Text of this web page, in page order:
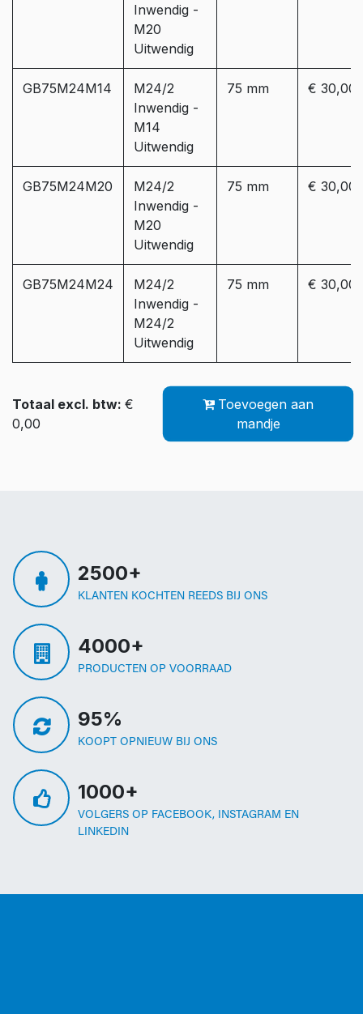
Inwendig -
M20
Uitwendig
GB75M24M14
M24/2
Inwendig -
M14
Uitwendig
75 mm € 30,00
GB75M24M20
M24/2
Inwendig -
M20
Uitwendig
75 mm € 30,00
GB75M24M24
M24/2
Inwendig -
M24/2
Uitwendig
75 mm € 30,00
Totaal excl. btw: €
0,00
Toevoegen aan
mandje
2500+
KLANTEN KOCHTEN REEDS BIJ ONS
4000+
PRODUCTEN OP VOORRAAD
95%
KOOPT OPNIEUW BIJ ONS
1000+
VOLGERS OP FACEBOOK, INSTAGRAM EN
LINKEDIN